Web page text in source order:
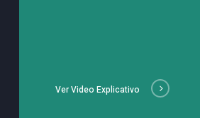
Ver Video Explicativo